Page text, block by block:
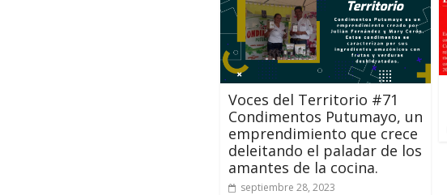
Voces del Territorio #71
Condimentos Putumayo, un
emprendimiento que crece
deleitando el paladar de los
amantes de la cocina.
septiembre 28, 2023